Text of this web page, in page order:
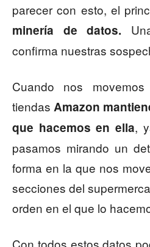
parecer con esto, el
minería de datos.
confirma nuestras
Cuando nos
tiendas Amazon
que hacemos en ella,
pasamos mirando un
forma en la que nos
secciones del
orden en el que lo
Con todos estos datos